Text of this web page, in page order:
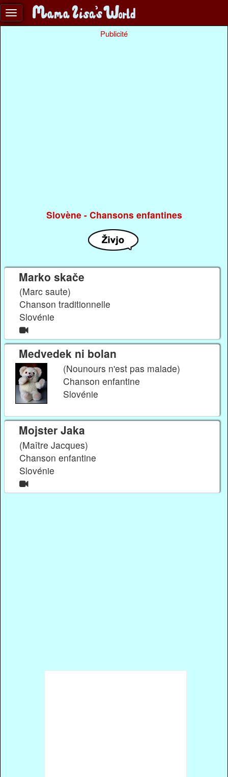
Publicité
Slovène - Chansons enfantines
Marko skače
(Marc saute)
Chanson traditionnelle
Slovénie
Medvedek ni bolan
(Nounours n'est pas malade)
Chanson enfantine
Slovénie
Mojster Jaka
(Maître Jacques)
Chanson enfantine
Slovénie